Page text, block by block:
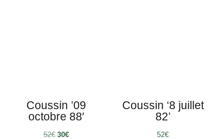
Coussin ’09
octobre 88′
52€ Le
30€Le
Coussin ‘8 juillet
82’
€